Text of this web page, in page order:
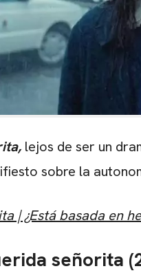
lejos de ser un
sobre la
| ¿Está basada en
señorita